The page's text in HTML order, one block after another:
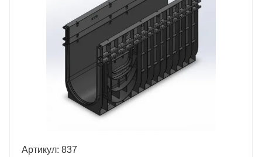
Артикул: 837